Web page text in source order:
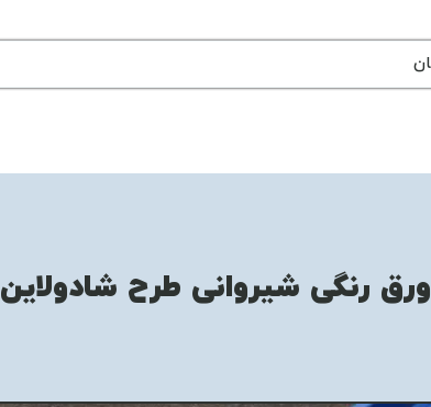
ورق رنگی شیروانی طرح شادولاین